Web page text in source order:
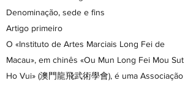
Denominação, sede e fins
Artigo primeiro
O «Instituto de Artes Marciais Long Fei de
Macau», em chinês «Ou Mun Long Fei Mou Sut
Ho Vui» (澳門龍飛武術學會), é uma Associação